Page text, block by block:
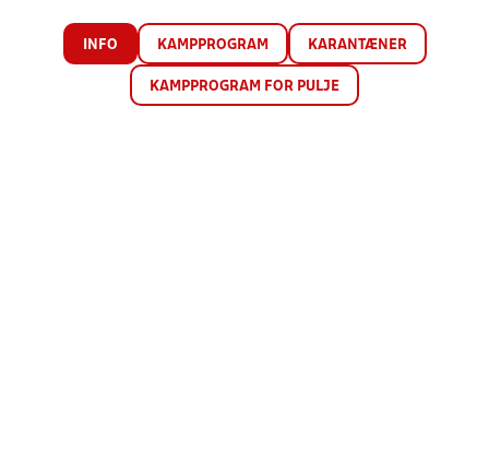
INFO KAMPPROGRAM KARANTÆNER
KAMPPROGRAM FOR PULJE